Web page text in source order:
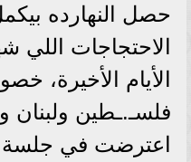
حصل النهارده
الاحتجاجات اللي
الأيام الأخيرة،
فلسـ.ـطين ولبنان
اعترضت في جلسة